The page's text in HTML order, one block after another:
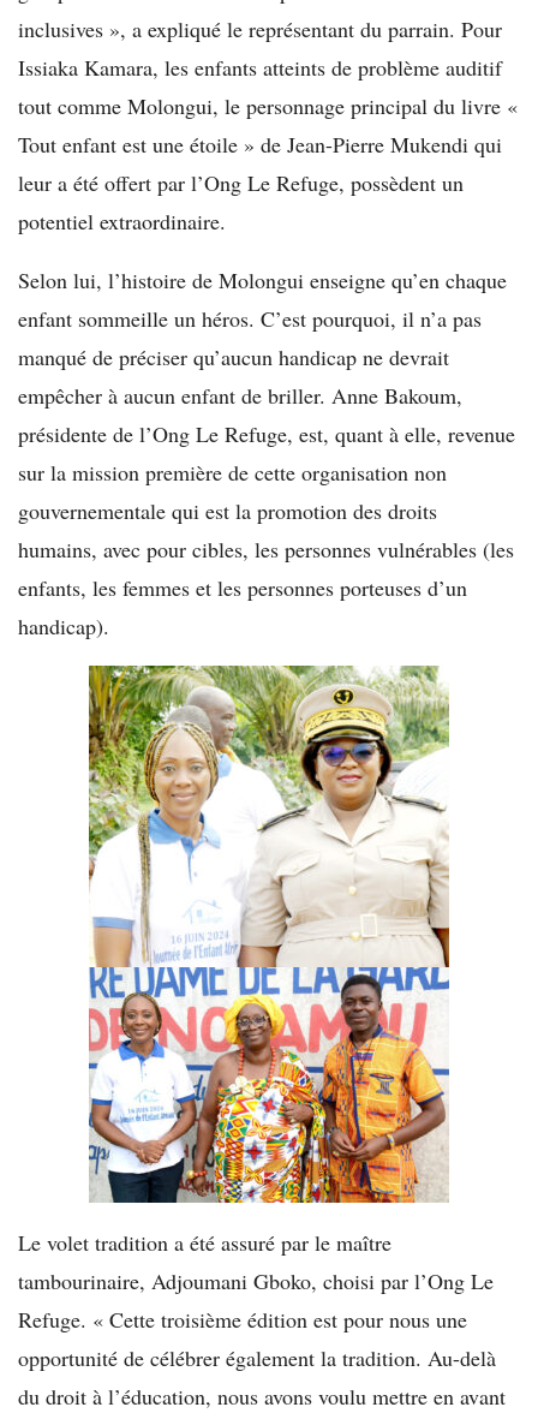
inclusives », a expliqué le représentant du parrain. Pour
Issiaka Kamara, les enfants atteints de problème auditif
tout comme Molongui, le personnage principal du livre «
Tout enfant est une étoile » de Jean-Pierre Mukendi qui
leur a été offert par l’Ong Le Refuge, possèdent un
potentiel extraordinaire.
Selon lui, l’histoire de Molongui enseigne qu’en chaque
enfant sommeille un héros. C’est pourquoi, il n’a pas
manqué de préciser qu’aucun handicap ne devrait
empêcher à aucun enfant de briller. Anne Bakoum,
présidente de l’Ong Le Refuge, est, quant à elle, revenue
sur la mission première de cette organisation non
gouvernementale qui est la promotion des droits
humains, avec pour cibles, les personnes vulnérables (les
enfants, les femmes et les personnes porteuses d’un
handicap).
Le volet tradition a été assuré par le maître
tambourinaire, Adjoumani Gboko, choisi par l’Ong Le
Refuge. « Cette troisième édition est pour nous une
opportunité de célébrer également la tradition. Au-delà
du droit à l’éducation, nous avons voulu mettre en avant